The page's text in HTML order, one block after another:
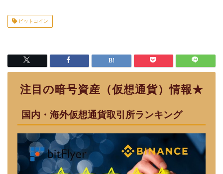
ビットコイン
注目の暗号資産（仮想通貨）情報★
国内・海外仮想通貨取引所ランキング